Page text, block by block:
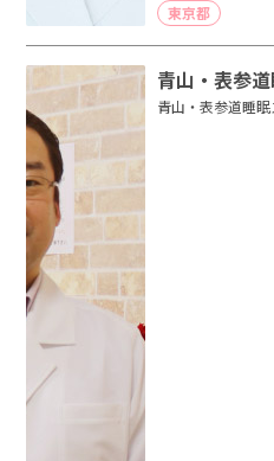
東京都
青山・表参
青山・表参道睡